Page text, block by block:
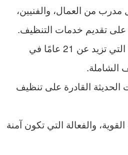
من العمال، والفنيين،
على تقديم خدمات التنظيف.
نمتلك الخبرة الطويلة التي تزيد عن 21 عامًا في
الشاملة.
الحديثة القادرة على تنظيف
والفعالة التي تكون آمنة